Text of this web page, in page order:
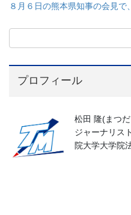
８月６日の熊本県知事の会見で
プロフィール
松田 隆(まつ
ジャーナリス
院大学大学院